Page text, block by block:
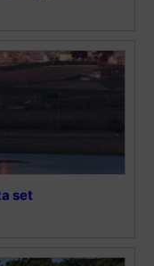
set